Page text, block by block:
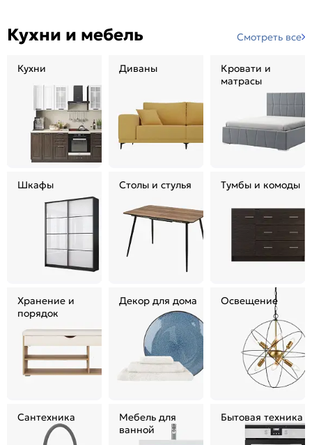
Кухни и мебель Смотреть все
Кухни Диваны
Кровати и
матрасы
Шкафы Столы и стулья Тумбы и комоды
Хранение и
порядок
Декор для дома Освещение
Сантехника
Мебель для
ванной
Бытовая техника